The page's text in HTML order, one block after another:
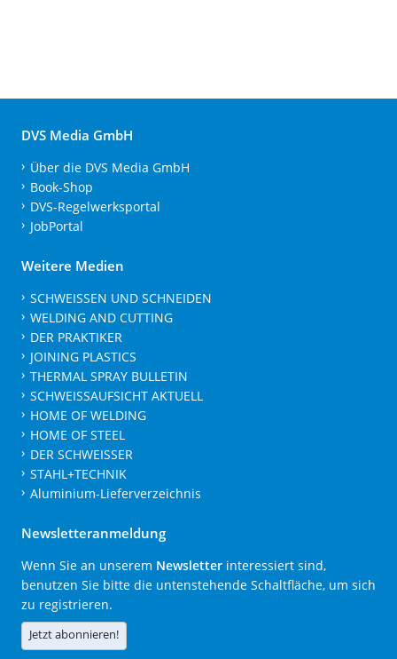
DVS Media GmbH
Über die DVS Media GmbH
Book-Shop
DVS-Regelwerksportal
JobPortal
Weitere Medien
SCHWEISSEN UND SCHNEIDEN
WELDING AND CUTTING
DER PRAKTIKER
JOINING PLASTICS
THERMAL SPRAY BULLETIN
SCHWEISSAUFSICHT AKTUELL
HOME OF WELDING
HOME OF STEEL
DER SCHWEISSER
STAHL+TECHNIK
Aluminium-Lieferverzeichnis
Newsletteranmeldung
Wenn Sie an unserem Newsletter interessiert sind,
benutzen Sie bitte die untenstehende Schaltfläche, um sich
zu registrieren.
Jetzt abonnieren!